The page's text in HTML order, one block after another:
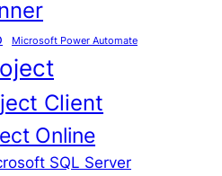
Microsoft Power Automate
Client
Online
SQL Server